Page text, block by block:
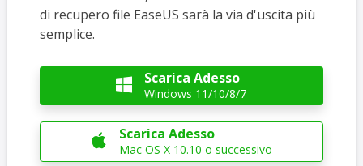
di recupero file EaseUS sarà la via d'uscita più
semplice.
 Scarica Adesso
Windows 11/10/8/7
 Scarica Adesso
Mac OS X 10.10 o successivo